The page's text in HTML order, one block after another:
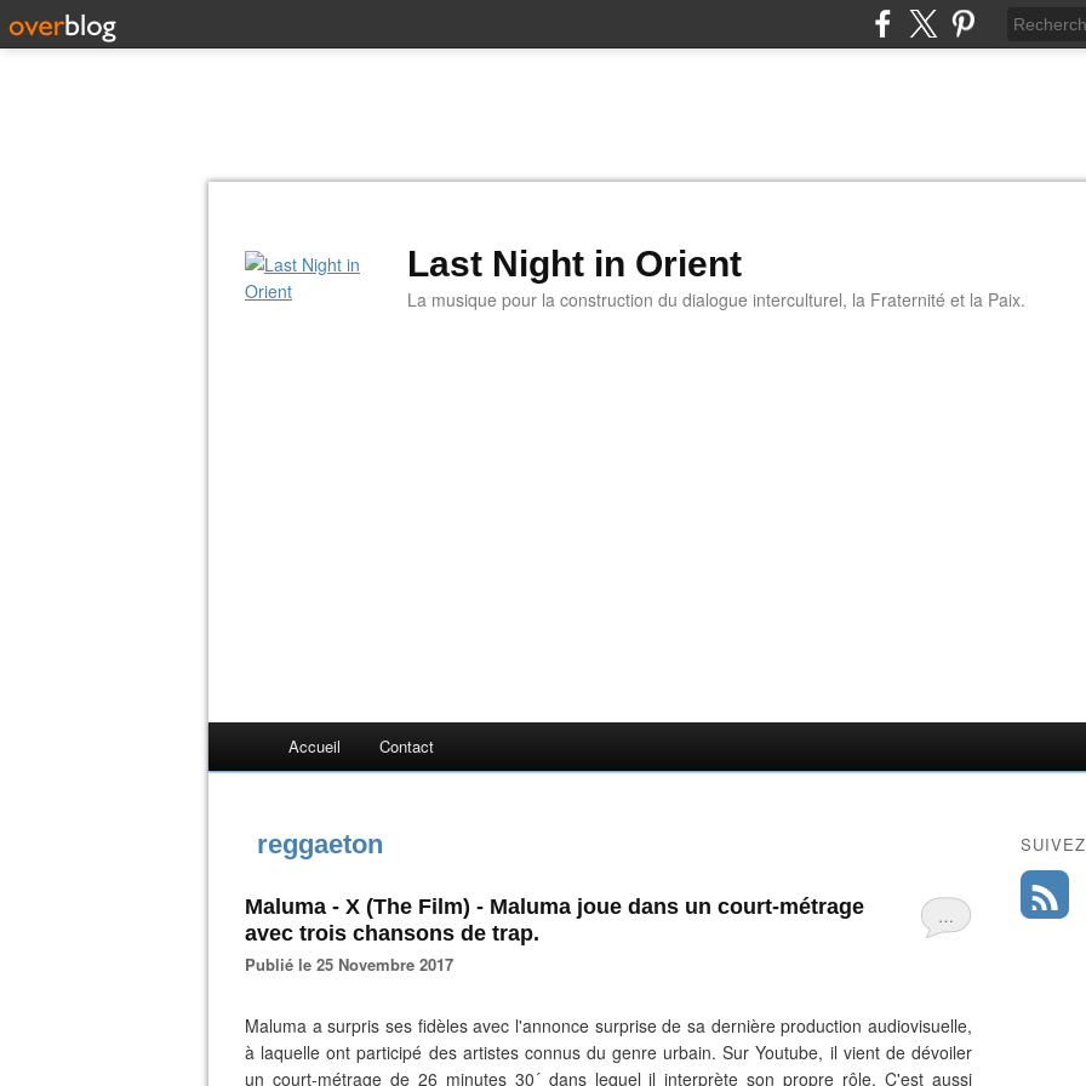
Last Night in Orient
La musique pour la construction du dialogue interculturel, la Fraternité et la Paix.
Accueil Contact
reggaeton
…
Maluma - X (The Film) - Maluma joue dans un court-métrage
avec trois chansons de trap.
Publié le 25 Novembre 2017
Maluma a surpris ses fidèles avec l'annonce surprise de sa dernière production audiovisuelle,
à laquelle ont participé des artistes connus du genre urbain. Sur Youtube, il vient de dévoiler
un court-métrage de 26 minutes 30´ dans lequel il interprète son propre rôle. C'est aussi